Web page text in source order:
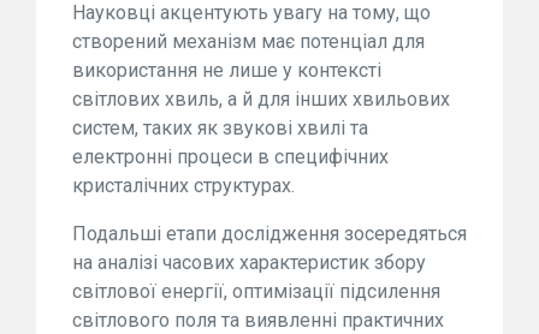
Науковці акцентують увагу на тому, що
створений механізм має потенціал для
використання не лише у контексті
світлових хвиль, а й для інших хвильових
систем, таких як звукові хвилі та
електронні процеси в специфічних
кристалічних структурах.
Подальші етапи дослідження зосередяться
на аналізі часових характеристик збору
світлової енергії, оптимізації підсилення
світлового поля та виявленні практичних